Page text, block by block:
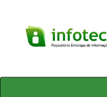
Skip